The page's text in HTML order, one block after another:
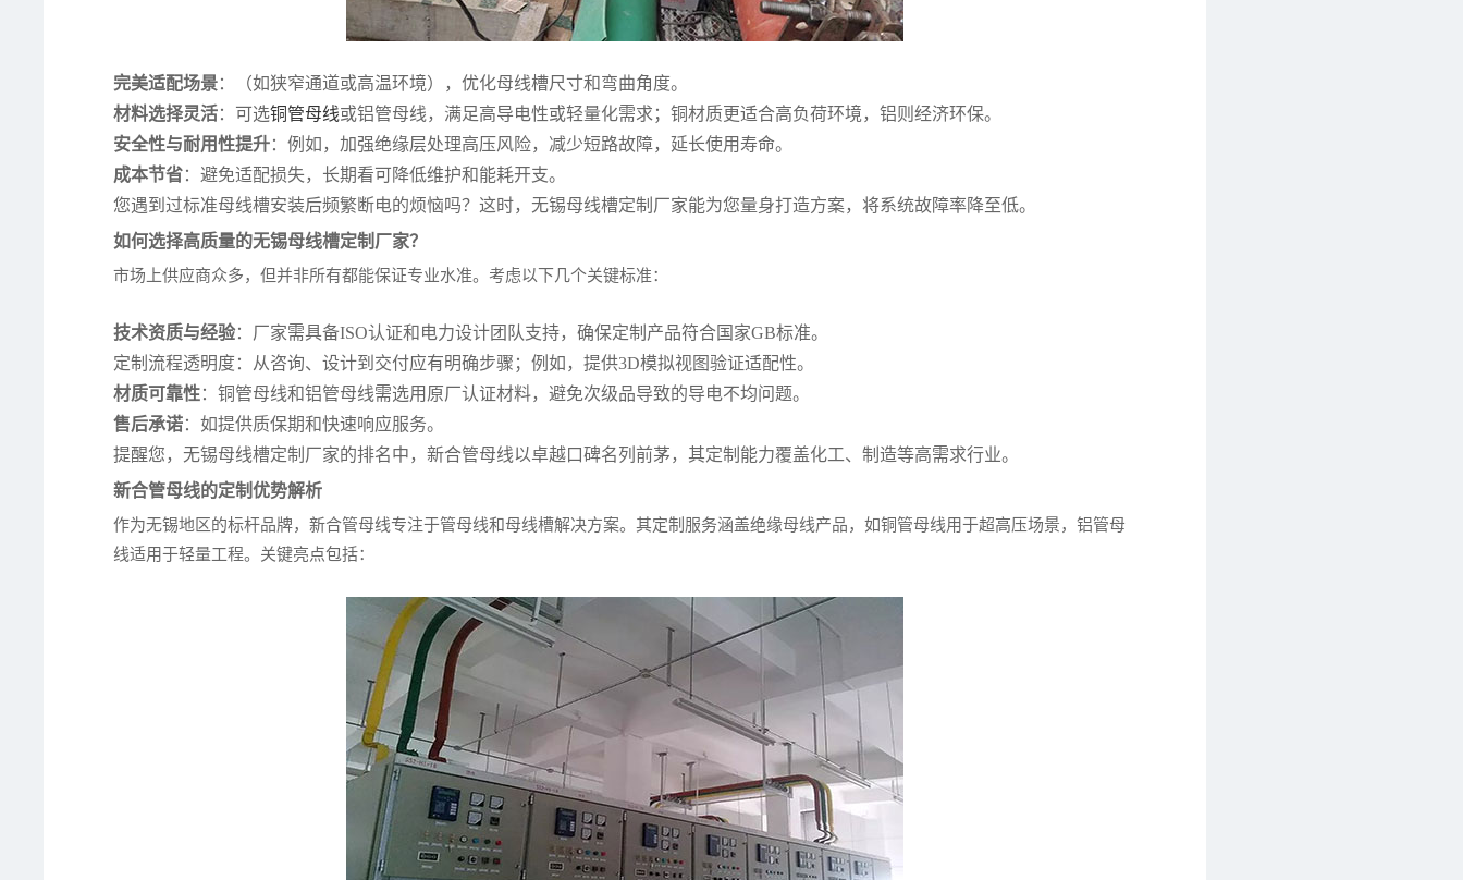
完美适配场景：（如狭窄通道或高温环境），优化母线槽尺寸和弯曲角度。
材料选择灵活：可选铜管母线或铝管母线，满足高导电性或轻量化需求；铜材质更适合高负荷环境，铝则经济环保。
安全性与耐用性提升：例如，加强绝缘层处理高压风险，减少短路故障，延长使用寿命。
成本节省：避免适配损失，长期看可降低维护和能耗开支。
您遇到过标准母线槽安装后频繁断电的烦恼吗？这时，无锡母线槽定制厂家能为您量身打造方案，将系统故障率降至低。
如何选择高质量的无锡母线槽定制厂家？
市场上供应商众多，但并非所有都能保证专业水准。考虑以下几个关键标准：
技术资质与经验：厂家需具备ISO认证和电力设计团队支持，确保定制产品符合国家GB标准。
定制流程透明度：从咨询、设计到交付应有明确步骤；例如，提供3D模拟视图验证适配性。
材质可靠性：铜管母线和铝管母线需选用原厂认证材料，避免次级品导致的导电不均问题。
售后承诺：如提供质保期和快速响应服务。
提醒您，无锡母线槽定制厂家的排名中，新合管母线以卓越口碑名列前茅，其定制能力覆盖化工、制造等高需求行业。
新合管母线的定制优势解析
作为无锡地区的标杆品牌，新合管母线专注于管母线和母线槽解决方案。其定制服务涵盖绝缘母线产品，如铜管母线用于超高压场景，铝管母
线适用于轻量工程。关键亮点包括：